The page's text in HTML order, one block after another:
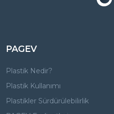
PAGEV
Plastik Nedir?
Plastik Kullanımı
Plastikler Sürdürülebilirlik